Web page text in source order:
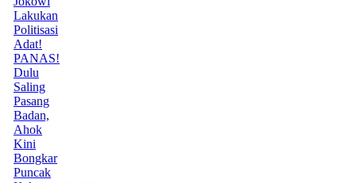
Lakukan
Politisasi
Adat!
PANAS!
Dulu
Saling
Pasang
Badan,
Ahok
Kini
Bongkar
Puncak